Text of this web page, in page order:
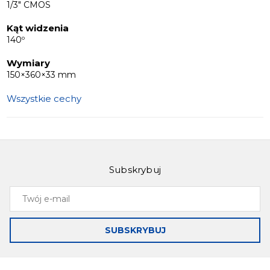
1/3" CMOS
Kąt widzenia
140º
Wymiary
150×360×33 mm
Wszystkie cechy
Subskrybuj
Twój
mail
SUBSKRYBUJ